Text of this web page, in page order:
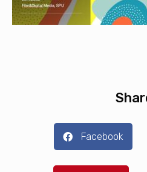
Facebook